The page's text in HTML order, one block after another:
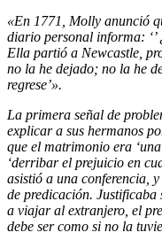
«En 1771, Molly anunció
diario personal informa: ‘’
Ella partió a Newcastle,
no la he dejado; no la he
regrese’».
La primera señal de
explicar a sus hermanos
que el matrimonio era
‘derribar el prejuicio en
asistió a una conferencia,
de predicación. Justificaba
a viajar al extranjero, el
debe ser como si no la